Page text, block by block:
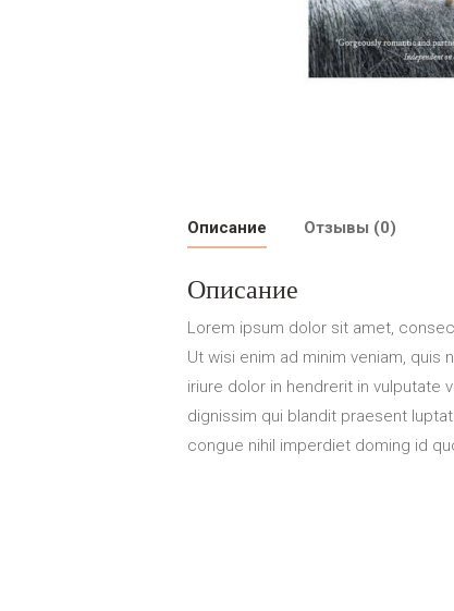
Описание Отзывы (0)
Описание
Lorem ipsum dolor sit amet,
Ut wisi enim ad minim veniam,
iriure dolor in hendrerit in
dignissim qui blandit praesent
congue nihil imperdiet doming id